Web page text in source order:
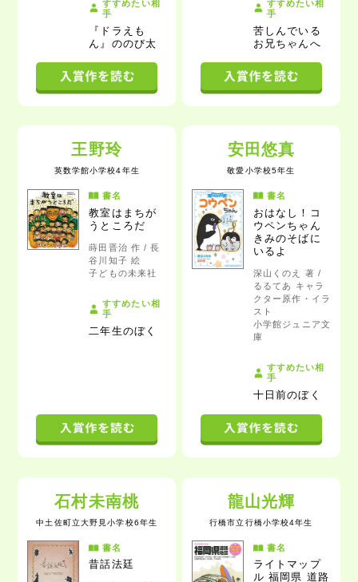
すすめたい相
手
『ドラえも
ん』ののび太
すすめたい相
手
苦しんでいる
お兄ちゃん へ
王野玲
英数学館小学校4年生
書名
教室はまちが
うところだ
蒔田晋治 作 / 長
谷川知子 絵
子どもの未来社
すすめたい相
手
二年生のぼく
安田悠真
敬愛小学校5年生
書名
おはなし！コ
ウペンちゃん
きみのそばに
いるよ
深山くのえ 著 /
るるてあ キャラ
クター原作・イラ
スト
小学館ジュニア文
庫
すすめたい相
手
十日前のぼく
石村未南桃
中土佐町立大野見小学校6年生
書名
昔話法廷
龍山光輝
行橋市立行橋小学校4年生
書名
ライトマップ
ル 福岡県 道路